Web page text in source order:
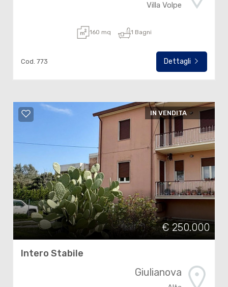
Villa Volpe
160 mq 1 Bagni
Cod. 773 Dettagli
IN VENDITA
€ 250.000
Intero Stabile
Giulianova